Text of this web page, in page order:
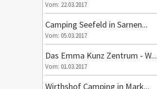
Vom: 22.03.2017
Camping Seefeld in Sarnen...
Vom: 05.03.2017
Das Emma Kunz Zentrum - W...
Vom: 01.03.2017
Wirthshof Camping in Mark...